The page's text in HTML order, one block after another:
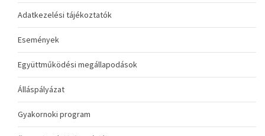
Adatkezelési tájékoztatók
Események
Együttműködési megállapodások
Álláspályázat
Gyakornoki program